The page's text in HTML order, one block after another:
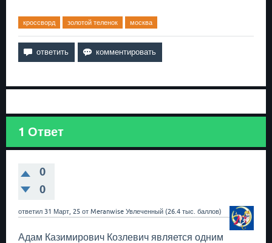
кроссворд золотой теленок москва
1 Ответ
0
0
ответил 31 Март, 25 от Meranwise Увлеченный (26.4 тыс. баллов)
Адам Казимирович Козлевич является одним